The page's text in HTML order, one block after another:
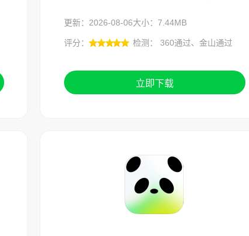
更新：2026-08-06大小：7.44MB
评分： 检测： 360通过、金山通过
立即下载